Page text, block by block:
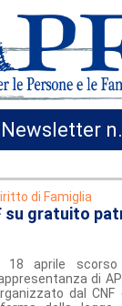
Newsletter
di Famiglia
su gratuito
Il 18 aprile
di
dal